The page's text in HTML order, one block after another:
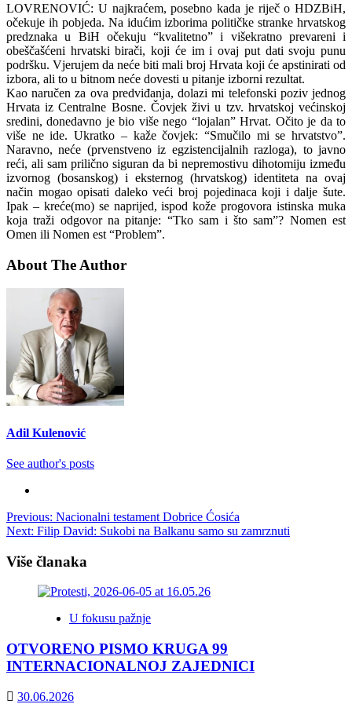
LOVRENOVIĆ: U najkraćem, posebno kada je riječ o HDZBiH,
očekuje ih pobjeda. Na idućim izborima političke stranke hrvatskog
predznaka u BiH očekuju “kvalitetno” i višekratno prevareni i
obeščašćeni hrvatski birači, koji će im i ovaj put dati svoju punu
podršku. Vjerujem da neće biti mali broj Hrvata koji će apstinirati od
izbora, ali to u bitnom neće dovesti u pitanje izborni rezultat.
Kao naručen za ova predviđanja, dolazi mi telefonski poziv jednog
Hrvata iz Centralne Bosne. Čovjek živi u tzv. hrvatskoj većinskoj
sredini, donedavno je bio više nego “lojalan” Hrvat. Očito je da to
više ne ide. Ukratko – kaže čovjek: “Smučilo mi se hrvatstvo”.
Naravno, neće (prvenstveno iz egzistencijalnih razloga), to javno
reći, ali sam prilično siguran da bi nepremostivu dihotomiju između
izvornog (bosanskog) i eksternog (hrvatskog) identiteta na ovaj
način mogao opisati daleko veći broj pojedinaca koji i dalje šute.
Ipak – kreće(mo) se naprijed, ispod kože progovora istinska muka
koja traži odgovor na pitanje: “Tko sam i što sam”? Nomen est
Omen ili Nomen est “Problem”.
About The Author
Adil Kulenović
See author's posts
Post
navigation
Previous: Nacionalni testament Dobrice Ćosića
Next: Filip David: Sukobi na Balkanu samo su zamrznuti
Više članaka
U fokusu pažnje
OTVORENO PISMO KRUGA 99
INTERNACIONALNOJ ZAJEDNICI
30.06.2026